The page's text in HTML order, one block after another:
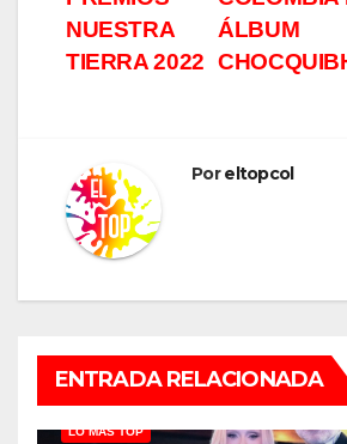
ÁLBUM
NUESTRA
TIERRA 2022
Poreltopcol
ENTRADA RELACIONADA
LO MÁS TOP